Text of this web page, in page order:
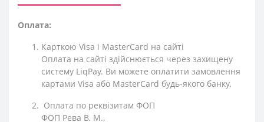
Оплата:
Карткою Visa і MasterCard на сайті
Оплата на сайті здійснюється через захищену
систему LiqPay. Ви можете оплатити замовлення
картами Visa або MasterCard будь-якого банку.
Оплата по реквізитам ФОП
ФОП Рева В. М.,